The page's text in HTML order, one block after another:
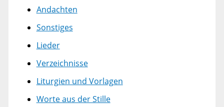
Andachten
Sonstiges
Lieder
Verzeichnisse
Liturgien und Vorlagen
Worte aus der Stille